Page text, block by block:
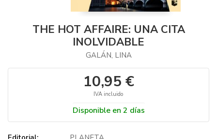
THE HOT AFFAIRE: UNA CITA
INOLVIDABLE
GALÁN, LINA
10,95 €
IVA incluido
Disponible en 2 días